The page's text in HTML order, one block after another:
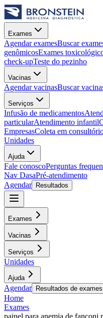
Exames
Agendar examesBuscar
genômicosExames
check-upTeste do pezinho
Vacinas
Agendar vacinasBuscar
Serviços
Infusão de medicamentos
particularAtendimento infantil
EmpresasColeta em
Unidades
Ajuda
Fale conoscoPerguntas
Nav DasaPré-atendimento
Agendar
Resultados
Exames
Vacinas
Serviços
Unidades
Ajuda
Agendar Resultados de exames
Home
Exames
painel para anemia de fanconi